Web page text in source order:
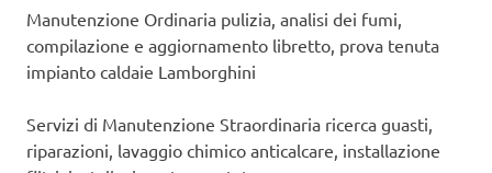
Manutenzione Ordinaria pulizia, analisi dei fumi,
compilazione e aggiornamento libretto, prova tenuta
impianto caldaie Lamborghini
Servizi di Manutenzione Straordinaria ricerca guasti,
riparazioni, lavaggio chimico anticalcare, installazione